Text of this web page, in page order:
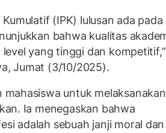
(IPK) lulusan ada pada
bahwa kualitas
level yang tinggi dan
Jumat (3/10/2025).
untuk melaksanakan
Ia menegaskan bahwa
adalah sebuah janji moral dan